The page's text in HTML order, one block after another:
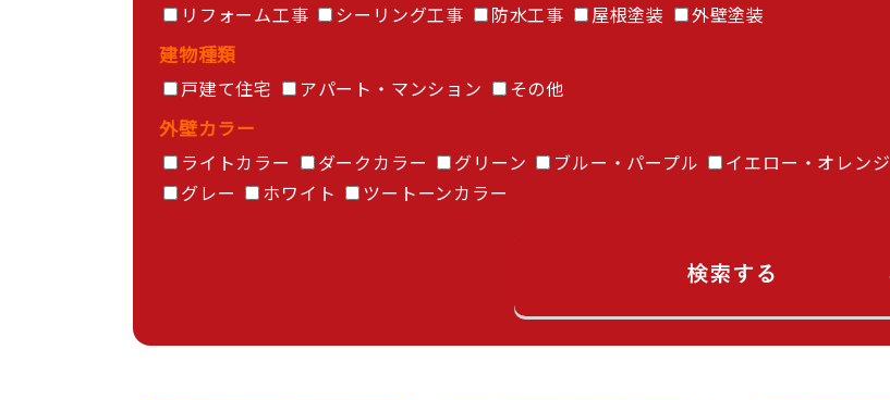
リフォーム工事 シーリング工事 防水工事 屋根塗装 外壁塗装
建物種類
戸建て住宅 アパート・マンション その他
外壁カラー
ライトカラー ダークカラー グリーン ブルー・パープル イエロー・オレンジ
グレー
ホワイト ツートーンカラー